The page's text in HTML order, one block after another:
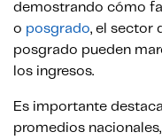
demostrando cómo
o posgrado, el sector
posgrado pueden
los ingresos.
Es importante
promedios